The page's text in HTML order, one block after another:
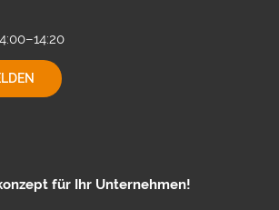
INDIVIDUELLE
PLANUNG
für Ihr Unternehmen!